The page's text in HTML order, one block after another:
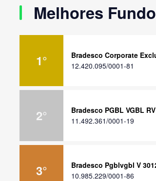
Melhores
1°
Bradesco Corporate
12.420.095/0001-81
2°
Bradesco PGBL VGBL
11.492.361/0001-19
3°
Bradesco Pgblvgbl V
10.985.229/0001-86